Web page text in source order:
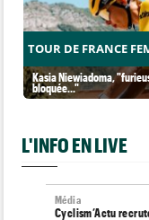
TOUR DE FRANCE
Kasia Niewiadoma,
bloquée..."
L'INFO EN LIVE
Média
Cyclism’Actu